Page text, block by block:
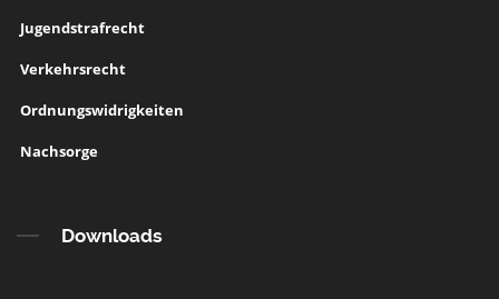
Jugendstrafrecht
Verkehrsrecht
Ordnungswidrigkeiten
Nachsorge
Downloads